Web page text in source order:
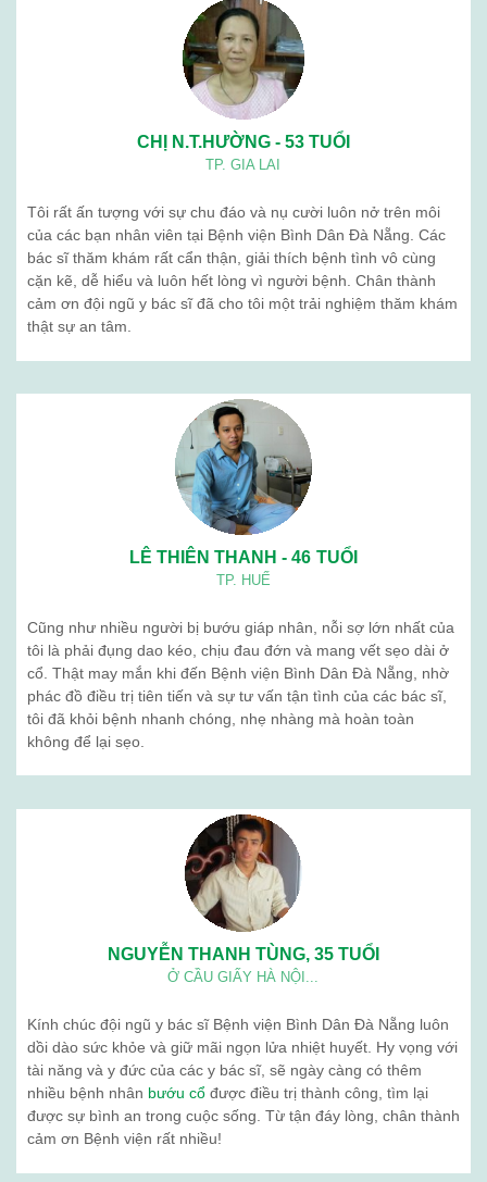
CHỊ N.T.HƯỜNG - 53 TUỔI
TP. GIA LAI
Tôi rất ấn tượng với sự chu đáo và nụ cười luôn nở trên môi
của các bạn nhân viên tại Bệnh viện Bình Dân Đà Nẵng. Các
bác sĩ thăm khám rất cẩn thận, giải thích bệnh tình vô cùng
cặn kẽ, dễ hiểu và luôn hết lòng vì người bệnh. Chân thành
cảm ơn đội ngũ y bác sĩ đã cho tôi một trải nghiệm thăm khám
thật sự an tâm.
LÊ THIÊN THANH - 46 TUỔI
TP. HUẾ
Cũng như nhiều người bị bướu giáp nhân, nỗi sợ lớn nhất của
tôi là phải đụng dao kéo, chịu đau đớn và mang vết sẹo dài ở
cổ. Thật may mắn khi đến Bệnh viện Bình Dân Đà Nẵng, nhờ
phác đồ điều trị tiên tiến và sự tư vấn tận tình của các bác sĩ,
tôi đã khỏi bệnh nhanh chóng, nhẹ nhàng mà hoàn toàn
không để lại sẹo.
NGUYỄN THANH TÙNG, 35 TUỔI
Ở CẦU GIẤY HÀ NỘI...
Kính chúc đội ngũ y bác sĩ Bệnh viện Bình Dân Đà Nẵng luôn
dồi dào sức khỏe và giữ mãi ngọn lửa nhiệt huyết. Hy vọng với
tài năng và y đức của các y bác sĩ, sẽ ngày càng có thêm
nhiều bệnh nhân bướu cổ được điều trị thành công, tìm lại
được sự bình an trong cuộc sống. Từ tận đáy lòng, chân thành
cảm ơn Bệnh viện rất nhiều!